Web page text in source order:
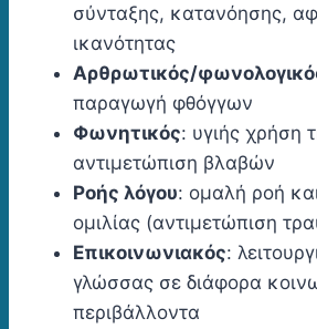
σύνταξης, κατανόησης,
ικανότητας
Αρθρωτικός/
παραγωγή φθόγγων
Φωνητικός: υγιής χρήση
αντιμετώπιση βλαβών
Ροής λόγου: ομαλή ροή
ομιλίας (αντιμετώπιση
Επικοινωνιακός:
γλώσσας σε διάφορα
περιβάλλοντα